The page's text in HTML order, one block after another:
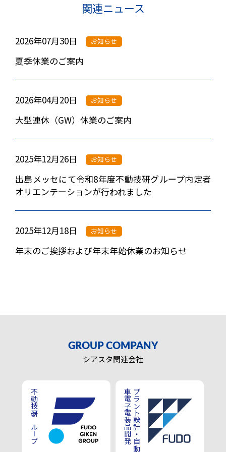
関連ニュース
2026年07月30日 お知らせ
夏季休業のご案内
2026年04月20日 お知らせ
大型連休（GW）休業のご案内
2025年12月26日 お知らせ
出島メッセにて令和8年度不動技研グループ内定者
オリエンテーションが行われました
2025年12月18日 お知らせ
年末のご挨拶および年末年始休業のお知らせ
GROUP COMPANY
シアスタ関連会社
不動技研グループ プラント設計・自動
車電子電装品開発